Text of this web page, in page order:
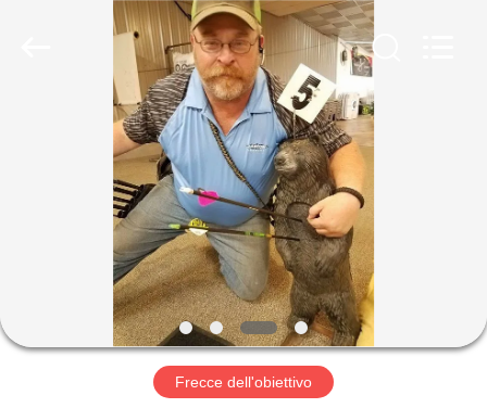
PRODOTTI
GIRO
Frecce dell'obiettivo